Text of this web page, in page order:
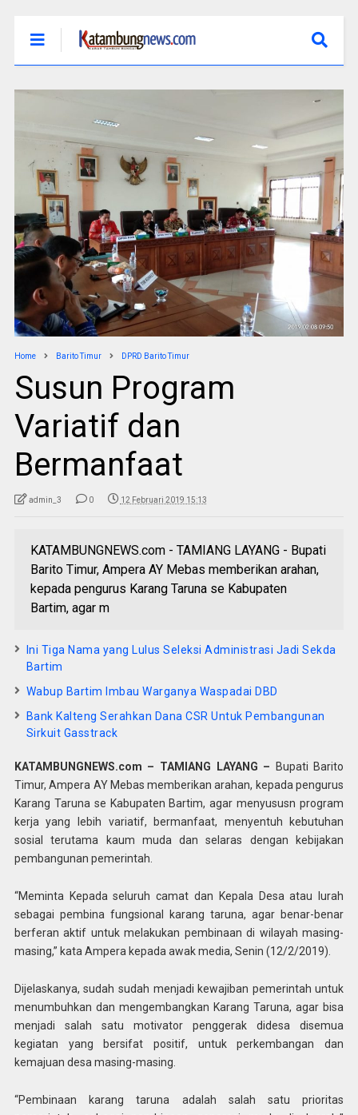
Home Barito Timur DPRD Barito Timur
Susun Program
Variatif dan
Bermanfaat
admin_3 0 12 Februari 2019 15:13
KATAMBUNGNEWS.com - TAMIANG LAYANG - Bupati
Barito Timur, Ampera AY Mebas memberikan arahan,
kepada pengurus Karang Taruna se Kabupaten
Bartim, agar m
Ini Tiga Nama yang Lulus Seleksi Administrasi Jadi Sekda
Bartim
Wabup Bartim Imbau Warganya Waspadai DBD
Bank Kalteng Serahkan Dana CSR Untuk Pembangunan
Sirkuit Gasstrack
KATAMBUNGNEWS.com – TAMIANG LAYANG – Bupati Barito
Timur, Ampera AY Mebas memberikan arahan, kepada pengurus
Karang Taruna se Kabupaten Bartim, agar menyususn program
kerja yang lebih variatif, bermanfaat, menyentuh kebutuhan
sosial terutama kaum muda dan selaras dengan kebijakan
pembangunan pemerintah.
“Meminta Kepada seluruh camat dan Kepala Desa atau lurah
sebagai pembina fungsional karang taruna, agar benar-benar
berferan aktif untuk melakukan pembinaan di wilayah masing-
masing,” kata Ampera kepada awak media, Senin (12/2/2019).
Dijelaskanya, sudah sudah menjadi kewajiban pemerintah untuk
menumbuhkan dan mengembangkan Karang Taruna, agar bisa
menjadi salah satu motivator penggerak didesa disemua
kegiatan yang bersifat positif, untuk perkembangan dan
kemajuan desa masing-masing.
“Pembinaan karang taruna adalah salah satu prioritas